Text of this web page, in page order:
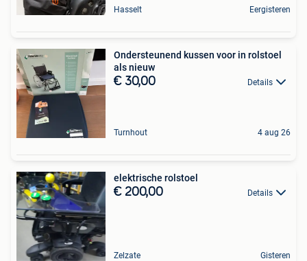
Hasselt Eergisteren
Ondersteunend kussen voor in rolstoel
als nieuw
€ 30,00 Details
Turnhout 4 aug 26
elektrische rolstoel
€ 200,00 Details
Zelzate Gisteren